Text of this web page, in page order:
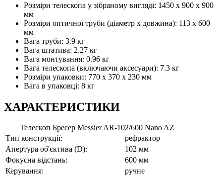
Розміри телескопа у зібраному вигляді: 1450 x 900 x 900
мм
Розміри оптичної труби (діаметр х довжина): 113 х 600
мм
Вага труби: 3.9 кг
Вага штатива: 2.27 кг
Вага монтування: 0.96 кг
Вага телескопа (включаючи аксесуари): 7.3 кг
Розміри упаковки: 770 x 370 x 230 мм
Вага в упаковці: 8 кг
ХАРАКТЕРИСТИКИ
Телескоп Бресер Messier AR-102/600 Nano AZ
Тип конструкції:
рефрактор
Апертура об'єктива (D):
102 мм
Фокусна відстань:
600 мм
Керування:
ручне